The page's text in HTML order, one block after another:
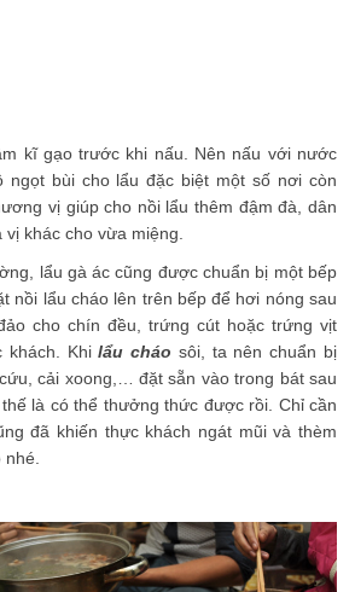
kĩ gạo trước khi nấu. Nên nấu với nước
ngọt bùi cho lẩu đặc biệt một số nơi còn
vị giúp cho nồi lẩu thêm đậm đà, dân
khác cho vừa miệng.
lẩu gà ác cũng được chuẩn bị một bếp
nồi lẩu cháo lên trên bếp để hơi nóng sau
cho chín đều, trứng cút hoặc trứng vịt
khách. Khilẩu cháo sôi, ta nên chuẩn bị
cải xoong,… đặt sẵn vào trong bát sau
là có thể thưởng thức được rồi. Chỉ cần
đã khiến thực khách ngát mũi và thèm